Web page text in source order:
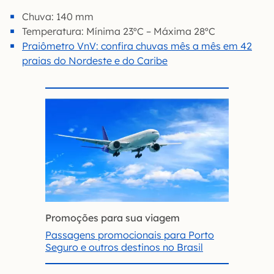
Chuva: 140 mm
Temperatura: Mínima 23ºC – Máxima 28ºC
Praiômetro VnV: confira chuvas mês a mês em 42
praias do Nordeste e do Caribe
Promoções para sua viagem
Passagens promocionais para Porto
Seguro e outros destinos no Brasil